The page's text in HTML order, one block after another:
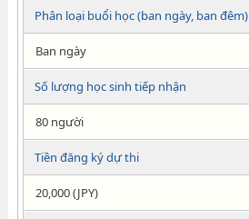
Phân loại buổi học (ban ngày, ban đêm)
Ban ngày
Số lượng học sinh tiếp nhận
80 người
Tiền đăng ký dự thi
20,000 (JPY)